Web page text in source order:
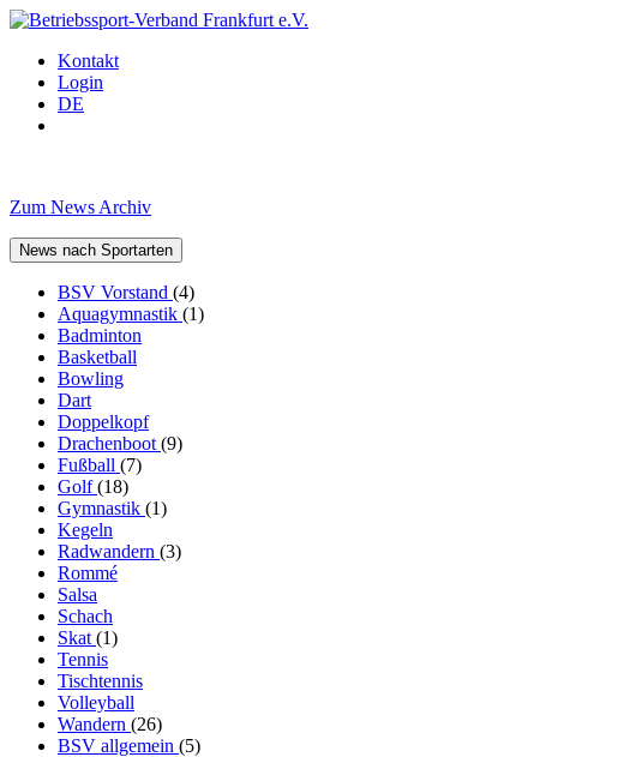
Kontakt
Login
DE
Zum News Archiv
News nach Sportarten
BSV Vorstand (4)
Aquagymnastik (1)
Badminton
Basketball
Bowling
Dart
Doppelkopf
Drachenboot (9)
Fußball (7)
Golf(18)
Gymnastik (1)
Kegeln
Radwandern (3)
Rommé
Salsa
Schach
Skat (1)
Tennis
Tischtennis
Volleyball
Wandern (26)
BSV allgemein (5)